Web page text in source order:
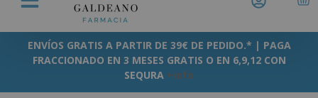
ENVÍOS GRATIS A PARTIR DE 39€ DE PEDIDO.* | PAGA
FRACCIONADO EN 3 MESES GRATIS O EN 6,9,12 CON
SEQURA +info